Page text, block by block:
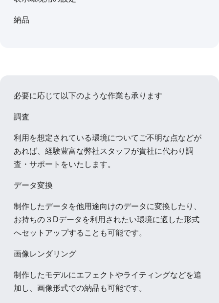
納品
必要に応じて以下のような作業も承ります
調査
利用を想定されている環境についてご不明な点などが
あれば、経験豊富な弊社スタッフが貴社に代わり調
査・サポートをいたします。
データ変換
制作したデータを他用途向けのデータに変換したり、
お持ちの３Dデータを利用されたい環境に適した形式
へセットアップすることも可能です。
画像レンダリング
制作したモデルにエフェクトやライティングなどを追
加し、画像形式での納品も可能です。